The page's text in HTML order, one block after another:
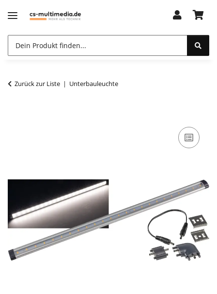
Zurück zur Liste Unterbauleuchte